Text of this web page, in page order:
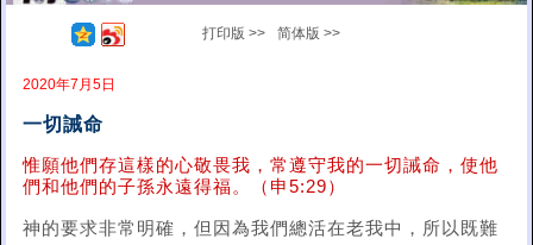
打印版 >> 简体版 >>
2020年7月5日
一切誡命
惟願他們存這樣的心敬畏我，常遵守我的一切誡命，使他
們和他們的子孫永遠得福。（申5:29）
神的要求非常明確，但因為我們總活在老我中，所以既難